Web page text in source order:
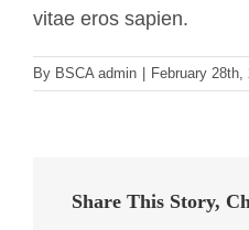
vitae eros sapien.
By BSCA admin February 28th,
Share This Story,